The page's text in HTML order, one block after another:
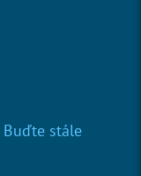
Buďte stále